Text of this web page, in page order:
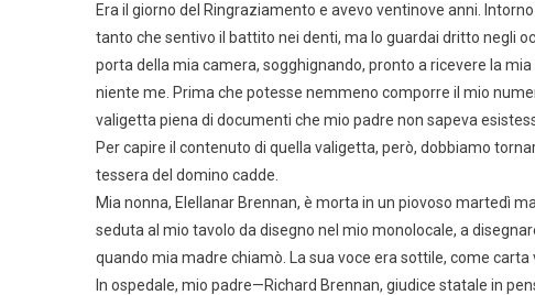
Era il giorno del Ringraziamento e avevo ventinove anni.
tanto che sentivo il battito nei denti, ma lo guardai dritto negli
porta della mia camera, sogghignando, pronto a ricevere la
niente me. Prima che potesse nemmeno comporre il mio
valigetta piena di documenti che mio padre non sapeva
Per capire il contenuto di quella valigetta, però, dobbiamo
tessera del domino cadde.
Mia nonna, Elellanar Brennan, è morta in un piovoso martedì
seduta al mio tavolo da disegno nel mio monolocale, a
quando mia madre chiamò. La sua voce era sottile, come carta
In ospedale, mio padre—Richard Brennan, giudice statale in